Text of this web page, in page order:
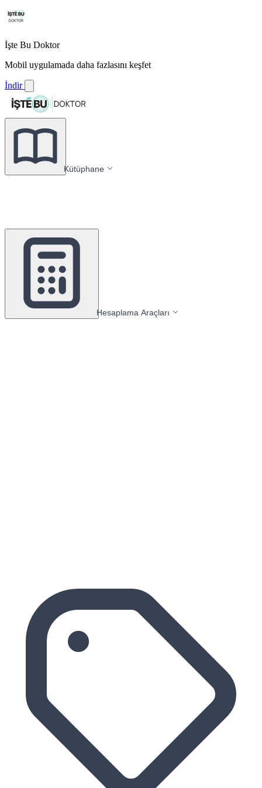
İşte Bu Doktor
Mobil uygulamada daha fazlasını keşfet
İndir
Kütüphane
Hesaplama Araçları